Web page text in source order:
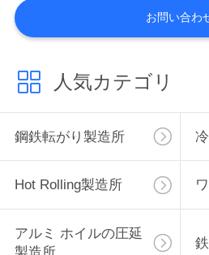
圧延製造所
お問い合わ
人気カテゴリ
鋼鉄転がり製造所
Hot Rolling製造所
アルミ ホイルの圧延